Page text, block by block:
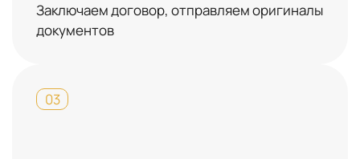
Заключаем договор, отправляем оригиналы
документов
03